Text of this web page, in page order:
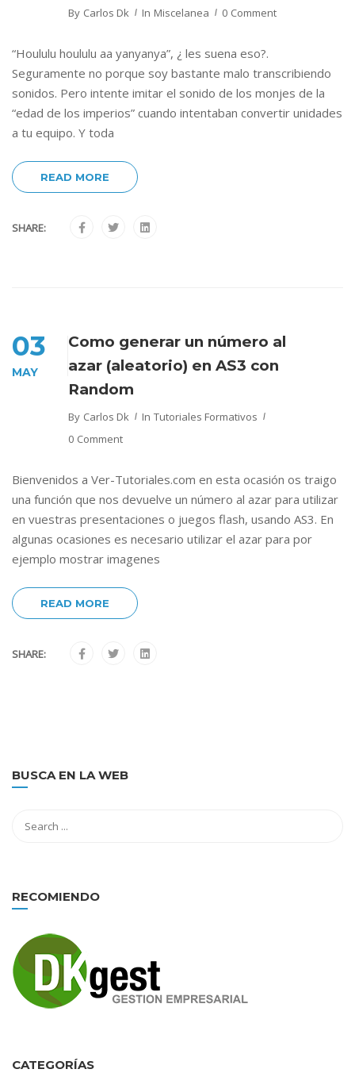
By Carlos Dk In Miscelanea 0 Comment
“Hoululu hoululu aa yanyanya”, ¿ les suena eso?.
Seguramente no porque soy bastante malo transcribiendo
sonidos. Pero intente imitar el sonido de los monjes de la
“edad de los imperios” cuando intentaban convertir unidades
a tu equipo. Y toda
READ MORE
SHARE:
03
MAY
Como generar un número al
azar (aleatorio) en AS3 con
Random
By Carlos Dk In Tutoriales Formativos
0 Comment
Bienvenidos a Ver-Tutoriales.com en esta ocasión os traigo
una función que nos devuelve un número al azar para utilizar
en vuestras presentaciones o juegos flash, usando AS3. En
algunas ocasiones es necesario utilizar el azar para por
ejemplo mostrar imagenes
READ MORE
SHARE:
BUSCA EN LA WEB
RECOMIENDO
CATEGORÍAS